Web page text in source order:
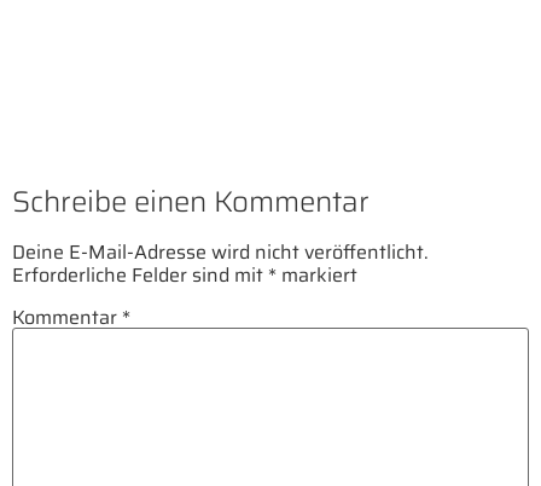
Schreibe einen Kommentar
Deine E-Mail-Adresse wird nicht veröffentlicht.
Erforderliche Felder sind mit * markiert
Kommentar *